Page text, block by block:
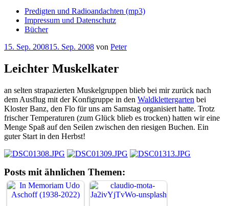
Predigten und Radioandachten (mp3)
Impressum und Datenschutz
Bücher
Veröffentlicht
15. Sep. 200815. Sep. 2008 von Peter
Leichter Muskelkater
an selten strapazierten Muskelgruppen blieb bei mir zurück nach
dem Ausflug mit der Konfigruppe in den Waldklettergarten bei
Kloster Banz, den Flo für uns am Samstag organisiert hatte. Trotz
frischer Temperaturen (zum Glück blieb es trocken) hatten wir eine
Menge Spaß auf den Seilen zwischen den riesigen Buchen. Ein
guter Start in den Herbst!
Posts mit ähnlichen Themen: